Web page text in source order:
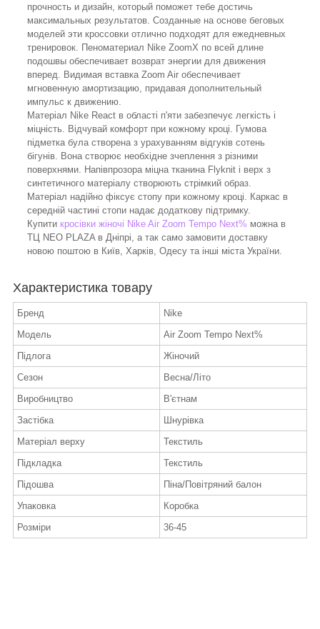
прочность и дизайн, который поможет тебе достичь
максимальных результатов. Созданные на основе беговых
моделей эти кроссовки отлично подходят для ежедневных
тренировок. Пеноматериал Nike ZoomX по всей длине
подошвы обеспечивает возврат энергии для движения
вперед. Видимая вставка Zoom Air обеспечивает
мгновенную амортизацию, придавая дополнительный
импульс к движению.
Матеріал Nike React в області п'яти забезпечує легкість і
міцність. Відчувай комфорт при кожному кроці. Гумова
підметка була створена з урахуванням відгуків сотень
бігунів. Вона створює необхідне зчеплення з різними
поверхнями. Напівпрозора міцна тканина Flyknit і верх з
синтетичного матеріалу створюють стрімкий образ.
Матеріал надійно фіксує стопу при кожному кроці. Каркас в
середній частині стопи надає додаткову підтримку.
Купити кросівки жіночі Nike Air Zoom Tempo Next% можна в
ТЦ NEO PLAZA в Дніпрі, а так само замовити доставку
новою поштою в Київ, Харків, Одесу та інші міста України.
Характеристика товару
Бренд
Nike
Модель
Air Zoom Tempo Next%
Підлога
Жіночий
Сезон
Весна/Літо
Виробництво
В'єтнам
Застібка
Шнурівка
Матеріал верху
Текстиль
Підкладка
Текстиль
Підошва
Піна/Повітряний балон
Упаковка
Коробка
Розміри
36-45